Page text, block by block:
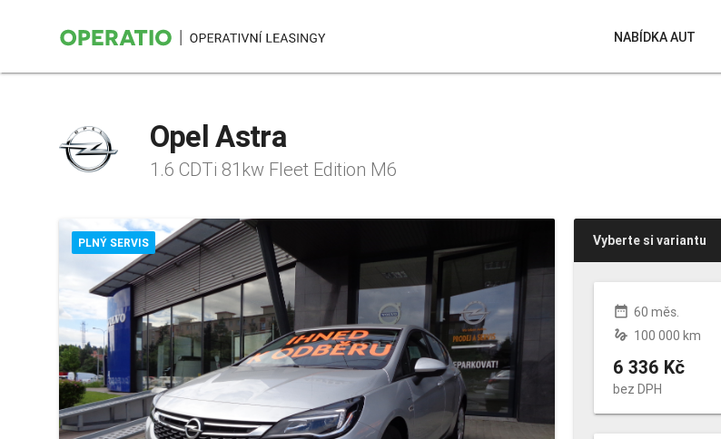
NABÍDKA AUT
Opel Astra
1.6 CDTi 81kw Fleet Edition M6
PLNÝ SERVIS Vyberte si variantu
date_range 60 měs.
gesture 100 000 km
6 336 Kč
bez DPH